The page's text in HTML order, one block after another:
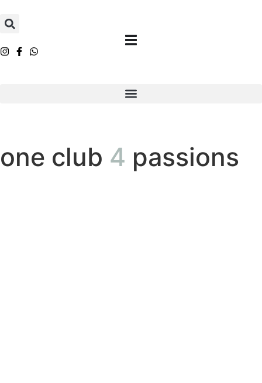
one club 4 passions